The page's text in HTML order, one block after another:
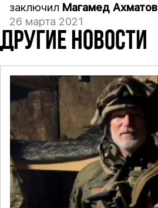
заключил Магамед Ахматов
26 марта 2021
ДРУГИЕ НОВОСТИ